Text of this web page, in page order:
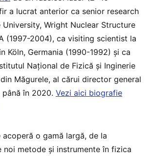
a lucrat anterior ca senior research
University, Wright Nuclear Structure
(1997-2004), ca visiting scientist la
Köln, Germania (1990-1992) și ca
Național de Fizică şi Inginerie
Măgurele, al cărui director general
în 2020. Vezi aici biografie
acoperă o gamă largă, de la
noi metode şi instrumente în fizica